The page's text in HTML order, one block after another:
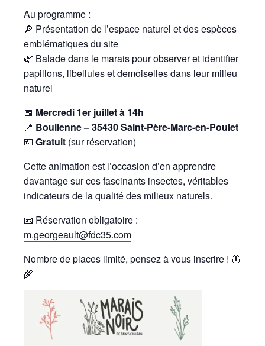
Au programme :
🔎 Présentation de l’espace naturel et des espèces
emblématiques du site
🌿 Balade dans le marais pour observer et identifier
papillons, libellules et demoiselles dans leur milieu
naturel
📅 Mercredi 1er juillet à 14h
📍 Boulienne – 35430 Saint-Père-Marc-en-Poulet
💶 Gratuit (sur réservation)
Cette animation est l’occasion d’en apprendre
davantage sur ces fascinants insectes, véritables
indicateurs de la qualité des milieux naturels.
📧 Réservation obligatoire :
m.georgeault@fdc35.com
Nombre de places limité, pensez à vous inscrire ! 🦋
🌾